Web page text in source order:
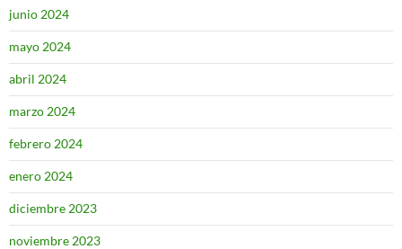
junio 2024
mayo 2024
abril 2024
marzo 2024
febrero 2024
enero 2024
diciembre 2023
noviembre 2023